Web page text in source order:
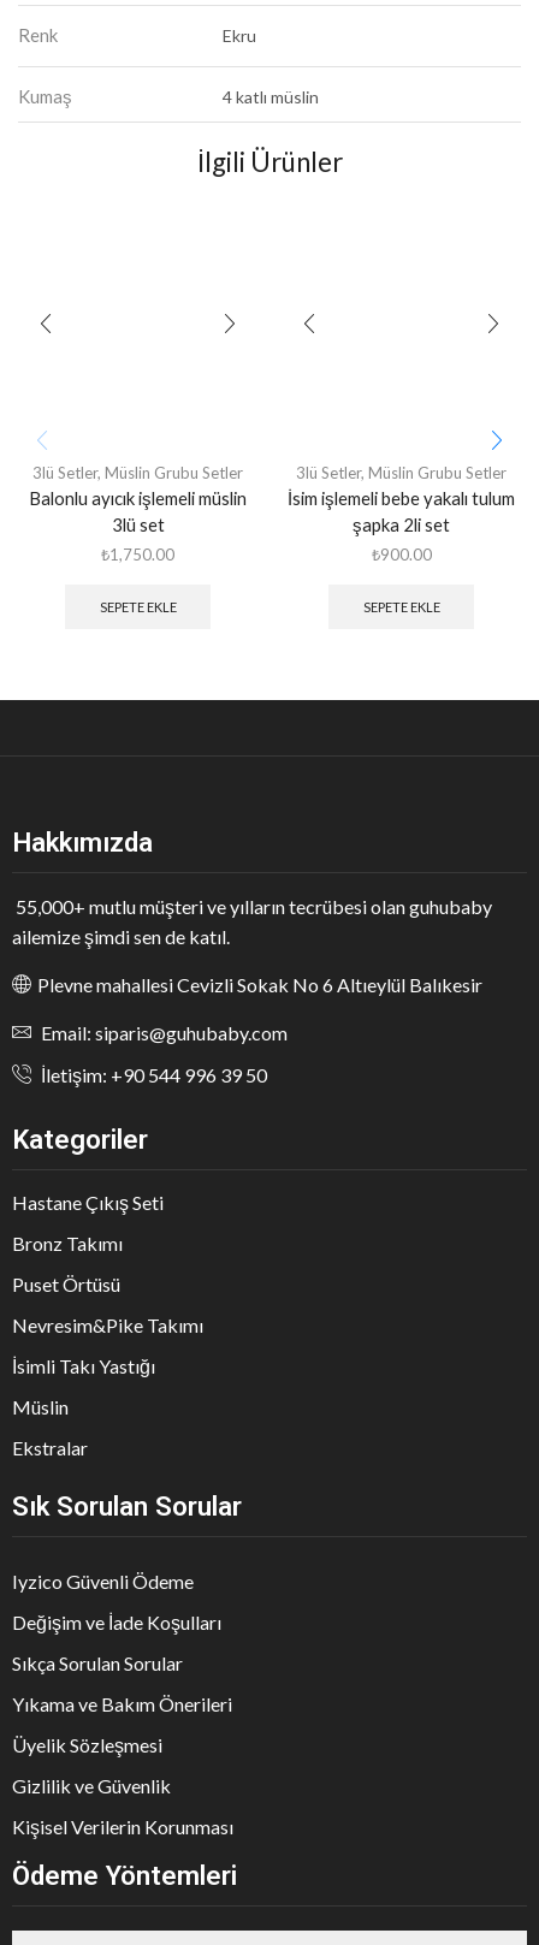
Renk Ekru
Kumaş 4 katlı müslin
İlgili Ürünler
3lü Setler, Müslin Grubu Setler
Balonlu ayıcık işlemeli müslin
3lü set
₺1,750.00
SEPETE EKLE
3lü Setler, Müslin Grubu Setler
İsim işlemeli bebe yakalı tulum
şapka 2li set
₺900.00
SEPETE EKLE
Hakkımızda
55,000+ mutlu müşteri ve yılların tecrübesi olan guhubaby
ailemize şimdi sen de katıl.
Plevne mahallesi Cevizli Sokak No 6 Altıeylül Balıkesir
Email: siparis@guhubaby.com
İletişim: +90 544 996 39 50
Kategoriler
Hastane Çıkış Seti
Bronz Takımı
Puset Örtüsü
Nevresim&Pike Takımı
İsimli Takı Yastığı
Müslin
Ekstralar
Sık Sorulan Sorular
Iyzico Güvenli Ödeme
Değişim ve İade Koşulları
Sıkça Sorulan Sorular
Yıkama ve Bakım Önerileri
Üyelik Sözleşmesi
Gizlilik ve Güvenlik
Kişisel Verilerin Korunması
Ödeme Yöntemleri